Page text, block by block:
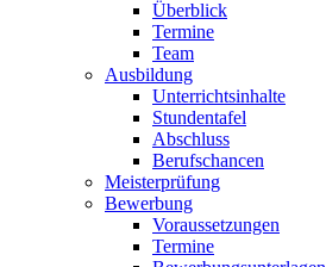
Überblick
Termine
Team
Ausbildung
Unterrichtsinhalte
Stundentafel
Abschluss
Berufschancen
Meisterprüfung
Bewerbung
Voraussetzungen
Termine